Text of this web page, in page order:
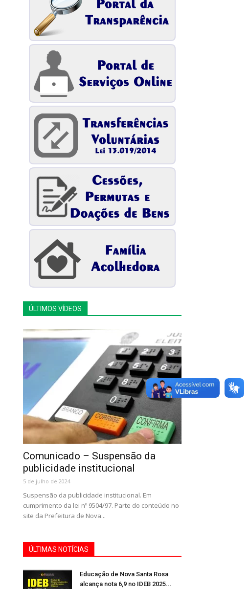
ÚLTIMOS VÍDEOS
Comunicado – Suspensão da
publicidade institucional
5 de julho de 2024
Suspensão da publicidade institucional. Em
cumprimento da lei nº 9504/97. Parte do conteúdo no
site da Prefeitura de Nova...
ÚLTIMAS NOTÍCIAS
Educação de Nova Santa Rosa
alcança nota 6,9 no IDEB 2025...